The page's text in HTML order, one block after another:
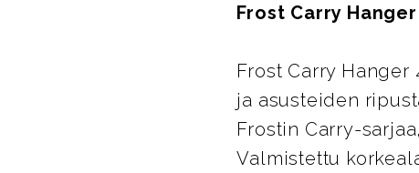
Frost Carry
Frost Carry
ja asusteiden
Frostin Carry-
Valmistettu